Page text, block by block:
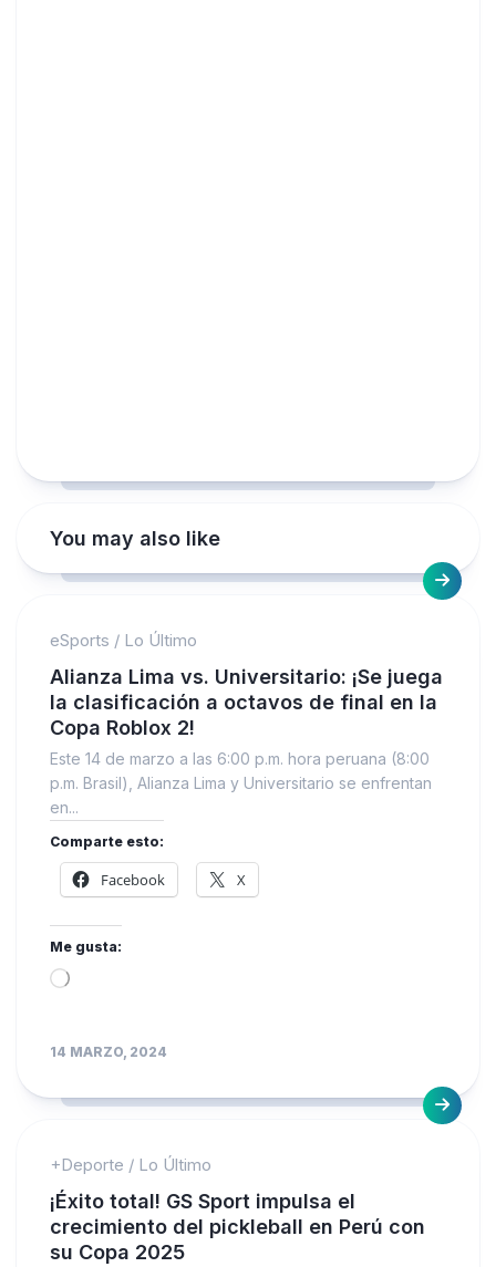
You may also like
eSports / Lo Último
Alianza Lima vs. Universitario: ¡Se juega
la clasificación a octavos de final en la
Copa Roblox 2!
Este 14 de marzo a las 6:00 p.m. hora peruana (8:00
p.m. Brasil), Alianza Lima y Universitario se enfrentan
en...
Comparte esto:
Facebook X
Me gusta:
Loading…
14 MARZO, 2024
+Deporte / Lo Último
¡Éxito total! GS Sport impulsa el
crecimiento del pickleball en Perú con
su Copa 2025